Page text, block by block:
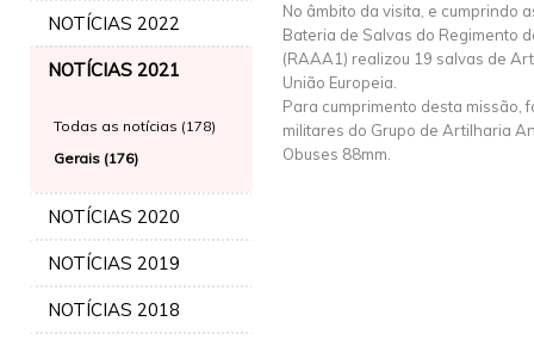
NOTÍCIAS 2022
NOTÍCIAS 2021
Todas as notícias (178)
Gerais (176)
NOTÍCIAS 2020
NOTÍCIAS 2019
NOTÍCIAS 2018
No âmbito da visita, e cumprindo
Bateria de Salvas do Regimento
(RAAA1) realizou 19 salvas de
União Europeia.
Para cumprimento desta missão,
militares do Grupo de Artilharia
Obuses 88mm.